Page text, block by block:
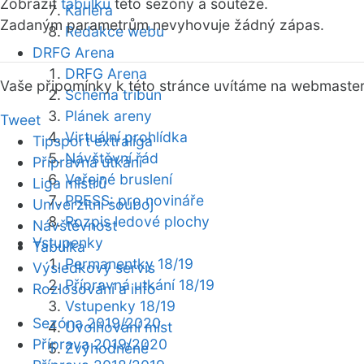
Kariéra
Redakce webu
DRFG Arena
DRFG Arena
Schéma tribun
Plánek areny
Virtuální prohlídka
Návštěvní řád
Veřejné bruslení
PRESS: pro novináře
Rozpis ledové plochy
Vstupenky
Permanentky 18/19
Přípravná utkání 18/19
Vstupenky 18/19
Uvolňování míst
Zvýhodněné
Zobrazit tabulku této sezóny a soutěže.
Zadaným parametrům nevyhovuje žádný zápas.
Vaše připomínky k této stránce uvítáme na webmaster
Tweet
Tipsport extraliga
Přípravná utkání
Liga mistrů
Univerzitní souboj
Návštěvnost
Tabulka
Výsledkový servis
Rozlosování a info
Sezóna 2019/2020
Příprava 2019/2020